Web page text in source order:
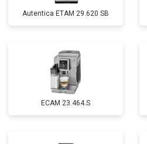
Autentica ETAM 29.620 SB
EСAM 23.464.S